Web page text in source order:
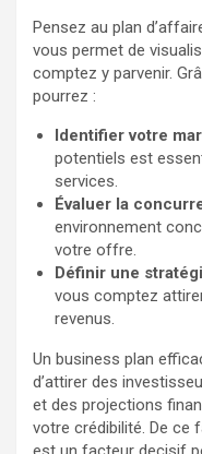
Pensez au plan
vous permet de
comptez y parvenir.
pourrez :
Identifier votre
potentiels est
services.
Évaluer la
environnement
votre offre.
Définir une
vous comptez
revenus.
Un business plan
d’attirer des
et des projections
votre crédibilité. De ce